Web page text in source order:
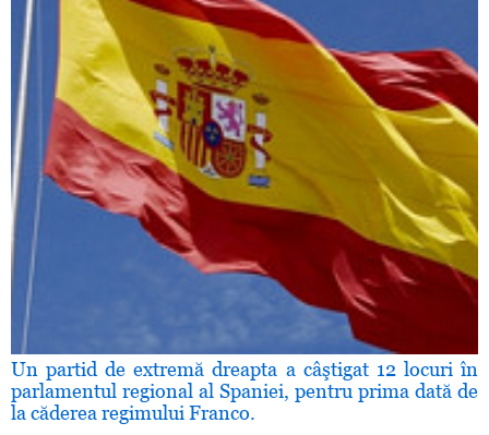
Un partid de extremă dreapta a câştigat 12 locuri în
parlamentul regional al Spaniei, pentru prima dată de
la căderea regimului Franco.